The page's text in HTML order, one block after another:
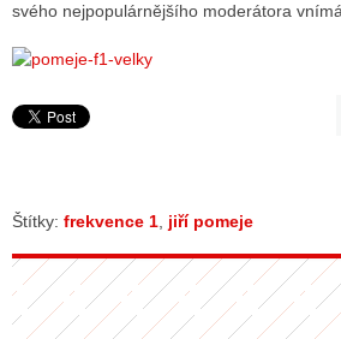
svého nejpopulárnějšího moderátora
Štítky: frekvence 1 jiří pomeje